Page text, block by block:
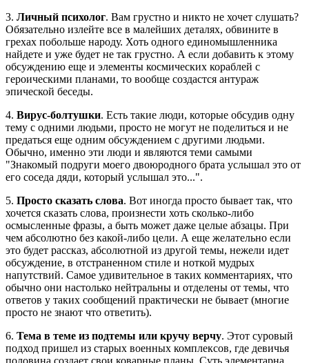
3. Личный психолог. Вам грустно и никто не хочет слушать?
Обязательно излейте все в малейших деталях, обвините в
грехах побольше народу. Хоть одного единомышленника
найдете и уже будет не так грустно. А если добавить к этому
обсуждению еще и элементы космических кораблей с
героическими планами, то вообще создастся антураж
эпической беседы.
4. Вирус-болтушки. Есть такие люди, которые обсудив одну
тему с одними людьми, просто не могут не поделиться и не
предаться еще одним обсуждением с другими людьми.
Обычно, именно эти люди и являются теми самыми
"Знакомый подруги моего двоюродного брата услышал это от
его соседа дяди, который услышал это...".
5. Просто сказать слова. Вот иногда просто бывает так, что
хочется сказать слова, произнести хоть сколько-либо
осмысленные фразы, а быть может даже целые абзацы. При
чем абсолютно без какой-либо цели. А еще желательно если
это будет рассказ, абсолютной из другой темы, нежели идет
обсуждение, в отстраненном стиле и ноткой мудрых
напутствий. Самое удивительное в таких комментариях, что
обычно они настолько нейтральны и отделены от темы, что
ответов у таких сообщений практически не бывает (многие
просто не знают что ответить).
6. Тема в теме из подтемы или кручу верчу. Этот суровый
подход пришел из старых военных комплексов, где девичья
половина создает свои коварные планы. Суть элементарна.